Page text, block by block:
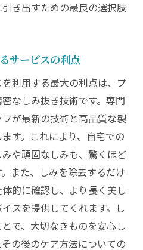
き出すための最良の選択肢
サービスの利点
利用する最大の利点は、プ
なしみ抜き技術です。専門
が最新の技術と高品質な製
す。これにより、自宅での
や頑固なしみも、驚くほど
また、しみを除去するだけ
的に確認し、より長く美し
スを提供してくれます。し
で、大切なきものを安心し
の後のケア方法についての